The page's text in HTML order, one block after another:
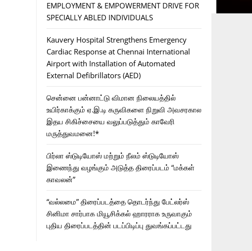
EMPLOYMENT & EMPOWERMENT DRIVE FOR
SPECIALLY ABLED INDIVIDUALS
Kauvery Hospital Strengthens Emergency
Cardiac Response at Chennai International
Airport with Installation of Automated
External Defibrillators (AED)
சென்னை பன்னாட்டு விமான நிலையத்தில்
உயிர்காக்கும் ஏ.இ.டி கருவிகளை நிறுவி அவசரகால
இதய சிகிச்சையை வலுப்படுத்தும் காவேரி
மருத்துவமனை!*
பிர்லா ஸ்டுடியோஸ் மற்றும் நீலம் ஸ்டுடியோஸ்
இணைந்து வழங்கும் அடுத்த திரைப்படம் “மக்கள்
காவலன்”
“வல்லமை” திரைப்படத்தை தொடர்ந்து பேட்லர்ஸ்
சினிமா சார்பாக மியூசிக்கல் ஹாரராக உருவாகும்
புதிய திரைப்படத்தின் படப்பிடிப்பு துவங்கப்பட்டது